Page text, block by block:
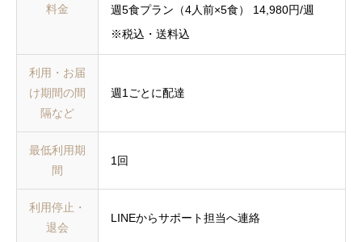
料金
週5食プラン（4人前×5食） 14,980円/週
※税込・送料込
利用・お届
け期間の間
隔など
週1ごとに配達
最低利用期
間
1回
利用停止・
退会
LINEからサポート担当へ連絡